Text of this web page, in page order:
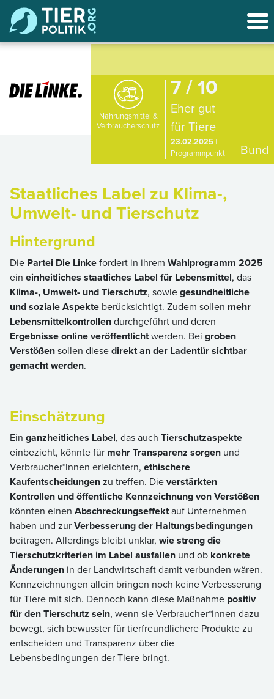
Nahrungsmittel &
Verbraucherschutz
7 / 10
Eher gut
für Tiere
23.02.2025 |
Programmpunkt
Bund
Staatliches Label zu Klima-,
Umwelt- und Tierschutz
Hintergrund
Die Partei Die Linkefordert in ihrem Wahlprogramm 2025
ein einheitliches staatliches Label für Lebensmittel, das
Klima-, Umwelt- und Tierschutz, sowiegesundheitliche
und soziale Aspekte berücksichtigt. Zudem sollen mehr
Lebensmittelkontrollendurchgeführt und deren
Ergebnisse online veröffentlichtwerden. Bei groben
Verstößensollen diesedirekt an der Ladentür sichtbar
gemacht werden.
Einschätzung
Ein ganzheitliches Label, das auch Tierschutzaspekte
einbezieht, könnte für mehr Transparenz sorgen und
Verbraucher*innen erleichtern, ethischere
Kaufentscheidungenzu treffen. Dieverstärkten
Kontrollen und öffentliche Kennzeichnung von Verstößen
könnten einen Abschreckungseffektauf Unternehmen
haben und zurVerbesserung der Haltungsbedingungen
beitragen. Allerdings bleibt unklar, wie streng die
Tierschutzkriterien im Label ausfallen und ob konkrete
Änderungen in der Landwirtschaft damit verbunden wären.
Kennzeichnungen allein bringen noch keine Verbesserung
für Tiere mit sich. Dennoch kann diese Maßnahme positiv
für den Tierschutz sein, wenn sie Verbraucher*innen dazu
bewegt, sich bewusster für tierfreundlichere Produkte zu
entscheiden und Transparenz über die
Lebensbedingungen der Tiere bringt.